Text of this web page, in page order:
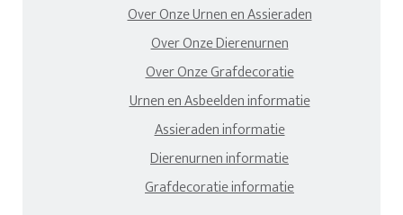
Over Onze Urnen en Assieraden
Over Onze Dierenurnen
Over Onze Grafdecoratie
Urnen en Asbeelden informatie
Assieraden informatie
Dierenurnen informatie
Grafdecoratie informatie